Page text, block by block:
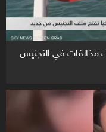
مخالفات في التجنيس